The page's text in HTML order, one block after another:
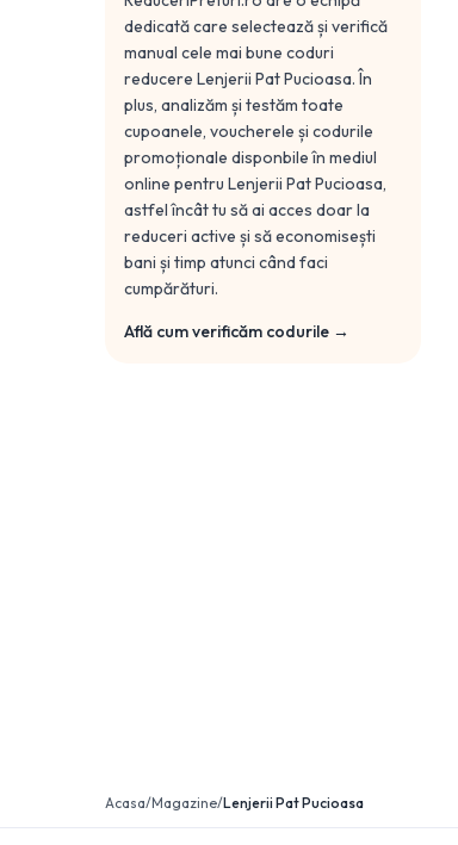
dedicată care selectează și verifică
manual cele mai bune coduri
reducere Lenjerii Pat Pucioasa. În
plus, analizăm și testăm toate
cupoanele, voucherele și codurile
promoționale disponbile în mediul
online pentru Lenjerii Pat Pucioasa,
astfel încât tu să ai acces doar la
reduceri active și să economisești
bani și timp atunci când faci
cumpărături.
Află cum verificăm codurile →
Acasa/Magazine/Lenjerii Pat Pucioasa